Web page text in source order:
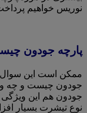
نوریس خواهیم
پارچه جودون
ممکن است این سوال
جودون چیست و چه
جودون هم این ویژگی
نوع تیشرت بسیار